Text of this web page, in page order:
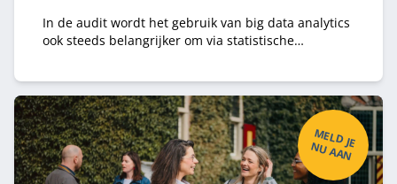
In de audit wordt het gebruik van big data analytics
ook steeds belangrijker om via statistische
data.
M
ELD
JE
N
U
A
A
N